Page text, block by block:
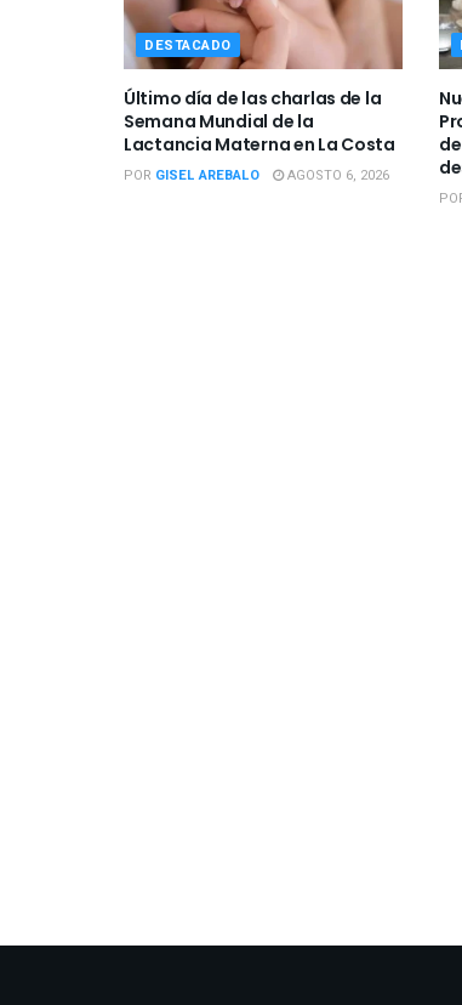
DESTACADO
Último día de las charlas de la
Semana Mundial de la
Lactancia Materna en La Costa
POR GISEL AREBALO AGOSTO 6, 2026